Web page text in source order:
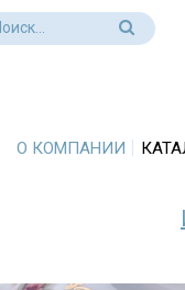
О КОМПАНИИ